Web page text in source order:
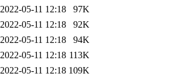
2022-05-11 12:18
97K
2022-05-11 12:18
92K
2022-05-11 12:18
94K
2022-05-11 12:18 113K
2022-05-11 12:18 109K